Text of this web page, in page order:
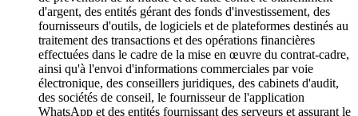
d'argent, des entités gérant des fonds d'investissement, des
fournisseurs d'outils, de logiciels et de plateformes destinés au
traitement des transactions et des opérations financières
effectuées dans le cadre de la mise en œuvre du contrat-cadre,
ainsi qu'à l'envoi d'informations commerciales par voie
électronique, des conseillers juridiques, des cabinets d'audit,
des sociétés de conseil, le fournisseur de l'application
WhatsApp et des entités fournissant des serveurs et assurant le